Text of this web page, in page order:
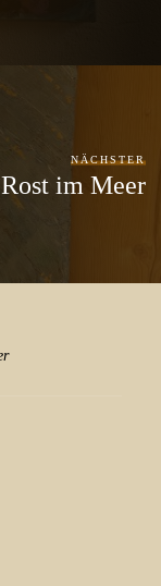
NÄCHSTER
Rost im Meer